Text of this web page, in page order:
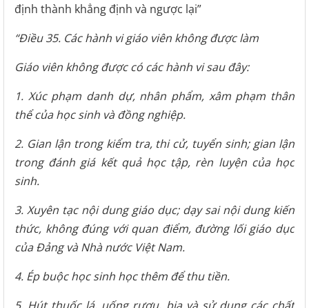
định thành khẳng định và ngược lại”
“Điều 35. Các hành vi giáo viên không được làm
Giáo viên không được có các hành vi sau đây:
1. Xúc phạm danh dự, nhân phẩm, xâm phạm thân
thể của học sinh và đồng nghiệp.
2. Gian lận trong kiểm tra, thi cử, tuyển sinh; gian lận
trong đánh giá kết quả học tập, rèn luyện của học
sinh.
3. Xuyên tạc nội dung giáo dục; dạy sai nội dung kiến
thức, không đúng với quan điểm, đường lối giáo dục
của Đảng và Nhà nước Việt Nam.
4. Ép buộc học sinh học thêm để thu tiền.